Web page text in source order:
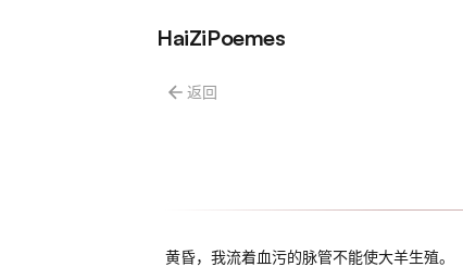
HaiZiPoemes
返回
黄昏，我流着血污的脉管不能使大羊生殖。